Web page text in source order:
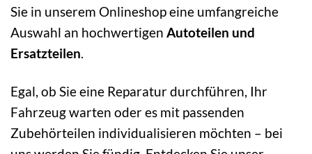
Sie in unserem Onlineshop eine umfangreiche
Auswahl an hochwertigen Autoteilen und
Ersatzteilen.
Egal, ob Sie eine Reparatur durchführen, Ihr
Fahrzeug warten oder es mit passenden
Zubehörteilen individualisieren möchten – bei